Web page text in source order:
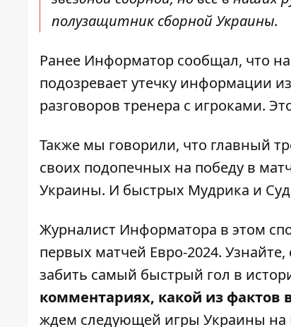
полузащитник сборной Украины.
Ранее Информатор сообщал, что
подозревает утечку информации
разговоров тренера с игроками.
Также мы говорили, что главный
своих подопечных на победу в
Украины. И быстрых Мудрика и
Журналист Информатора в этом
первых матчей Евро-2024.
забить самый быстрый гол в
комментариях, какой из фактов
ждем следующей игры Украины на